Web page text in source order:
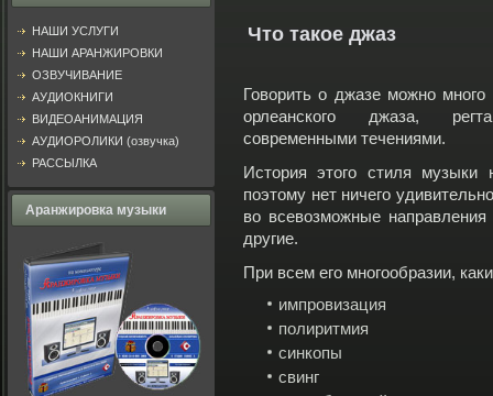
НАШИ УСЛУГИ
НАШИ АРАНЖИРОВКИ
ОЗВУЧИВАНИЕ
АУДИОКНИГИ
ВИДЕОАНИМАЦИЯ
АУДИОРОЛИКИ (озвучка)
РАССЫЛКА
Аранжировка музыки
Что такое джаз
Говорить о джазе можно
орлеанского джаза,
современными течениями.
История этого стиля музыки
поэтому нет ничего
во всевозможные
другие.
При всем его многообразии,
импровизация
полиритмия
синкопы
свинг